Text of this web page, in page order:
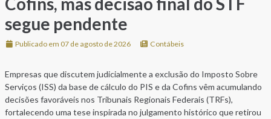
segue pendente
Publicado em 07 de agosto de 2026 Contábeis
Empresas que discutem judicialmente a exclusão do Imposto Sobre
Serviços (ISS) da base de cálculo do PIS e da Cofins vêm acumulando
decisões favoráveis nos Tribunais Regionais Federais (TRFs),
fortalecendo uma tese inspirada no julgamento histórico que retirou